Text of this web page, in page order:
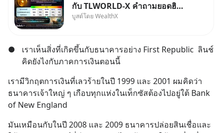
กับ TLWORLD-X คำถามยอดฮิตที่
คนใช้ WealthX ถามเข้ามา
บูสต์โดย WealthX
●
เราเห็นสิ่งที่เกิดขึ้นกับธนาคารอย่าง First Republic  ลินช์
คิดยังไงกับภาคการเงินตอนนี้
เรามีวิกฤตการเงินที่เลวร้ายในปี 1999 และ 2001 ผมคิดว่า
ธนาคารเจ้าใหญ่ ๆ เกือบทุกแห่งในเท็กซัสต้องไปอยู่ใต้ Bank
of New England
มันเหมือนกับในปี 2008 และ 2009 ธนาคารปล่อยสินเชื่อและ